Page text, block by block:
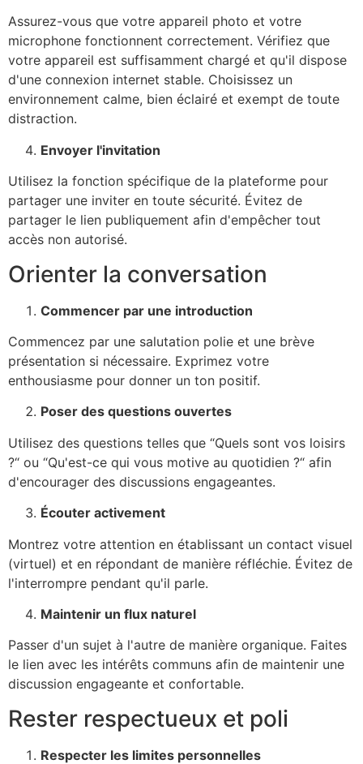
Assurez-vous que votre appareil photo et votre
microphone fonctionnent correctement. Vérifiez que
votre appareil est suffisamment chargé et qu'il dispose
d'une connexion internet stable. Choisissez un
environnement calme, bien éclairé et exempt de toute
distraction.
Envoyer l'invitation
Utilisez la fonction spécifique de la plateforme pour
partager une inviter en toute sécurité. Évitez de
partager le lien publiquement afin d'empêcher tout
accès non autorisé.
Orienter la conversation
Commencer par une introduction
Commencez par une salutation polie et une brève
présentation si nécessaire. Exprimez votre
enthousiasme pour donner un ton positif.
Poser des questions ouvertes
Utilisez des questions telles que “Quels sont vos loisirs
?“ ou “Qu'est-ce qui vous motive au quotidien ?“ afin
d'encourager des discussions engageantes.
Écouter activement
Montrez votre attention en établissant un contact visuel
(virtuel) et en répondant de manière réfléchie. Évitez de
l'interrompre pendant qu'il parle.
Maintenir un flux naturel
Passer d'un sujet à l'autre de manière organique. Faites
le lien avec les intérêts communs afin de maintenir une
discussion engageante et confortable.
Rester respectueux et poli
Respecter les limites personnelles